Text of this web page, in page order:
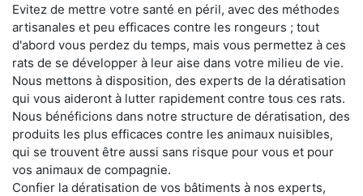
Evitez de mettre votre santé en péril, avec des méthodes
artisanales et peu efficaces contre les rongeurs ; tout
d'abord vous perdez du temps, mais vous permettez à ces
rats de se développer à leur aise dans votre milieu de vie.
Nous mettons à disposition, des experts de la dératisation
qui vous aideront à lutter rapidement contre tous ces rats.
Nous bénéficions dans notre structure de dératisation, des
produits les plus efficaces contre les animaux nuisibles,
qui se trouvent être aussi sans risque pour vous et pour
vos animaux de compagnie.
Confier la dératisation de vos bâtiments à nos experts,